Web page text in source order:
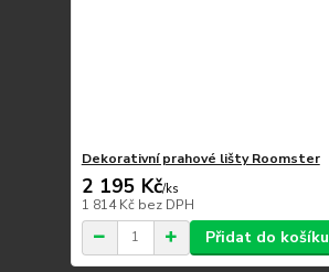
Dekorativní prahové lišty Roomster
2 195 Kč/ks
1 814 Kč bez DPH
Přidat do košíku